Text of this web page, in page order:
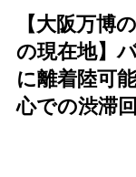
【大阪万博
の現在地】
に離着陸可
心での渋滞